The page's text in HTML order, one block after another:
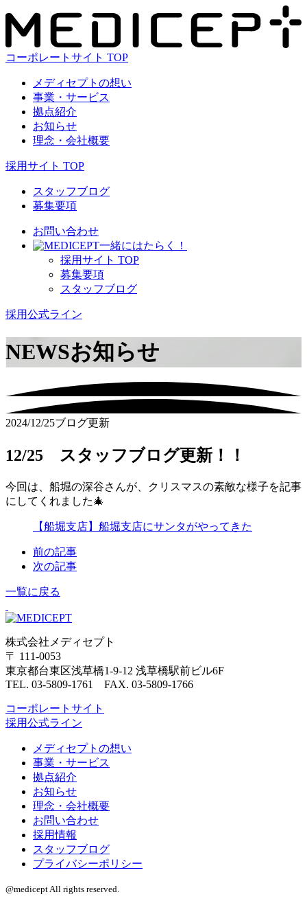
コーポレートサイト TOP
メディセプトの想い
事業・サービス
拠点紹介
お知らせ
理念・会社概要
採用サイト TOP
スタッフブログ
募集要項
お問い合わせ
⼀緒にはたらく！
採⽤サイト TOP
募集要項
スタッフブログ
採用公式ライン
NEWSお知らせ
2024/12/25ブログ更新
12/25 スタッフブログ更新！！
今回は、船堀の深谷さんが、クリスマスの素敵な様子を記事
にしてくれました🎄
【船堀支店】船堀支店にサンタがやってきた
前の記事
次の記事
一覧に戻る
株式会社メディセプト
〒 111-0053
東京都台東区浅草橋1-9-12 浅草橋駅前ビル6F
TEL. 03-5809-1761 FAX. 03-5809-1766
コーポレートサイト
採用公式ライン
メディセプトの想い
事業・サービス
拠点紹介
お知らせ
理念・会社概要
お問い合わせ
採用情報
スタッフブログ
プライバシーポリシー
@medicept All rights reserved.